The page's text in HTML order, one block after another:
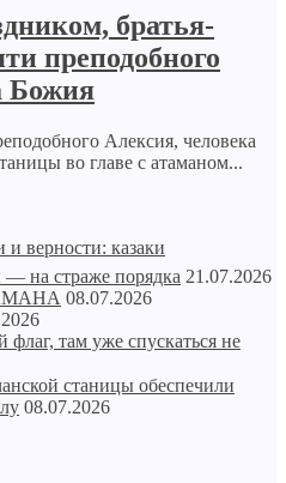
братья-
преподобного
Божия
Алексия, человека
во главе с атаманом...
верности: казаки
на страже порядка 21.07.2026
08.07.2026
флаг, там уже спускаться не
станицы обеспечили
08.07.2026